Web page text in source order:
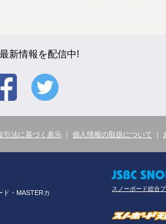
新情報を配信中!
引法に基づく表示 個人情報の取扱について
スノーボード総合
ド・MASTERカ